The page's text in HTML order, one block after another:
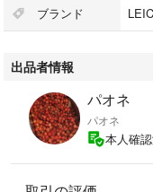
ブランド
出品者情報
パオネ
パオネ
本人確